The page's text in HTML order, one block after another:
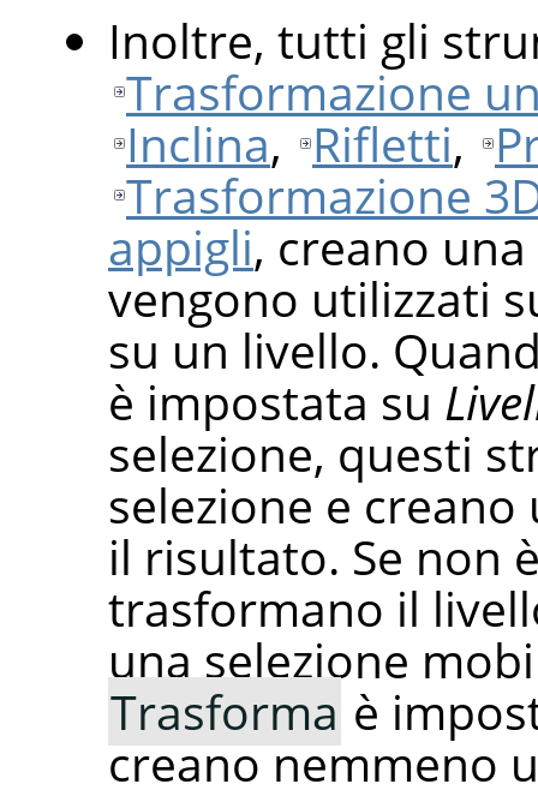
Inoltre, tutti gli
Trasformazione
Inclina, Rifletti,
Trasformazione
appigli, creano
vengono utilizzati
su un livello.
è impostata su
selezione, questi
selezione e
il risultato. Se non
trasformano il
una selezione
Trasforma è
creano nemmeno